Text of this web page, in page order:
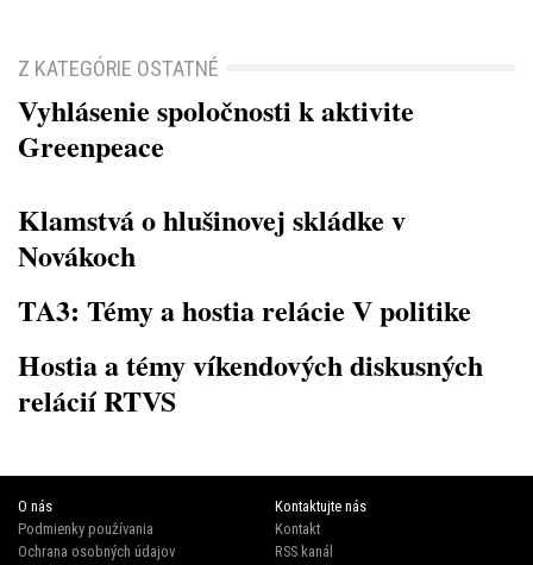
Z KATEGÓRIE OSTATNÉ
Vyhlásenie spoločnosti k aktivite
Greenpeace
Klamstvá o hlušinovej skládke v
Novákoch
TA3: Témy a hostia relácie V politike
Hostia a témy víkendových diskusných
relácií RTVS
O nás
Podmienky používania
Ochrana osobných údajov
Kontaktujte nás
Kontakt
RSS kanál